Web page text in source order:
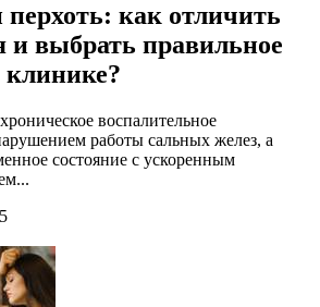
перхоть: как отличить
и выбрать правильное
клинике?
воспалительное
работы сальных желез, а
состояние с ускоренным